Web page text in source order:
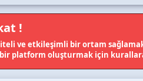
!
ve etkileşimli bir ortam sağlamak
platform oluşturmak için